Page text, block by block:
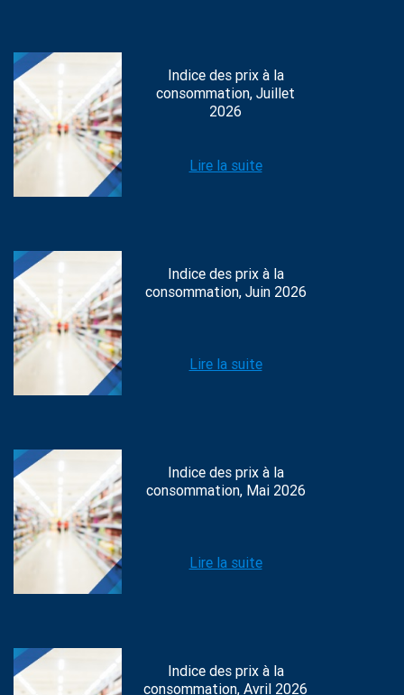
Indice des prix à la
consommation, Juillet
2026
Lire la suite
Indice des prix à la
consommation, Juin 2026
Lire la suite
Indice des prix à la
consommation, Mai 2026
Lire la suite
Indice des prix à la
consommation, Avril 2026